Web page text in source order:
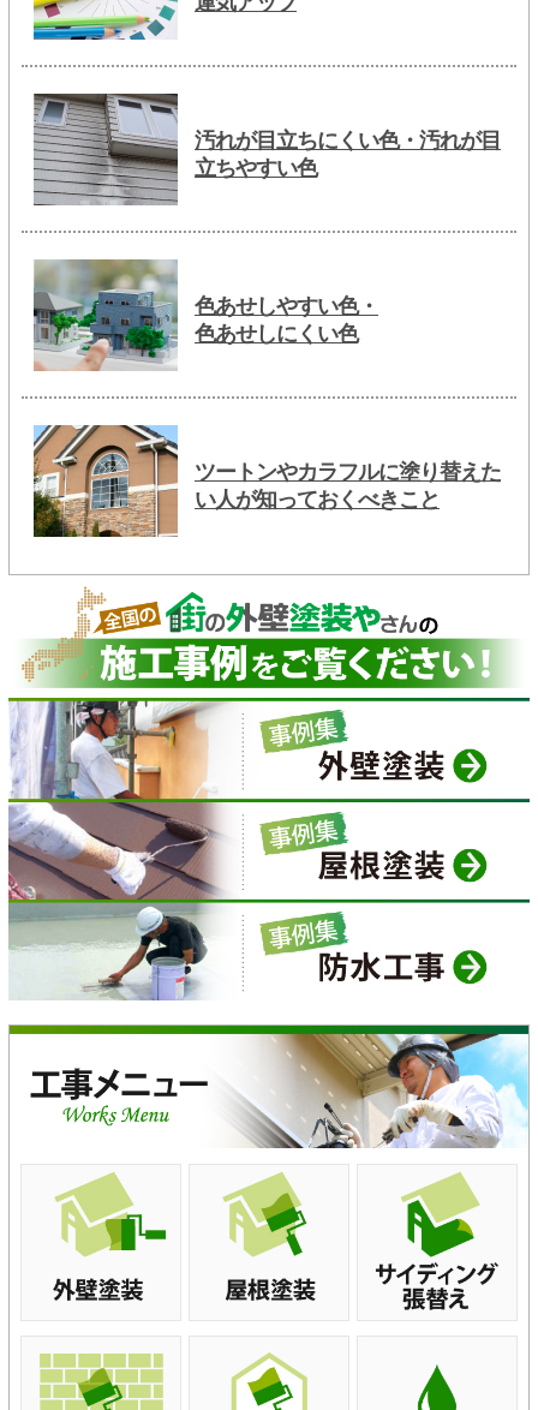
汚れが目立ちにくい色・汚れが目
立ちやすい色
色あせしやすい色・
色あせしにくい色
ツートンやカラフルに塗り替えた
い人が知っておくべきこと